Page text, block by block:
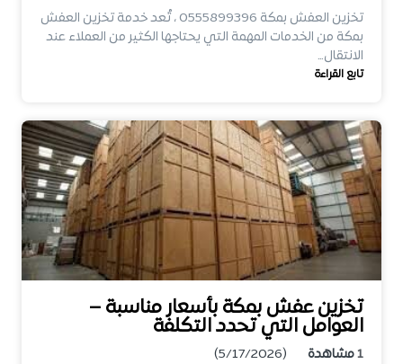
تخزين العفش بمكة 0555899396 ، تُعد خدمة تخزين العفش
بمكة من الخدمات المهمة التي يحتاجها الكثير من العملاء عند
الانتقال…
تابع القراءة
تخزين عفش بمكة بأسعار مناسبة –
العوامل التي تحدد التكلفة
1مشاهدة
(5/17/2026)